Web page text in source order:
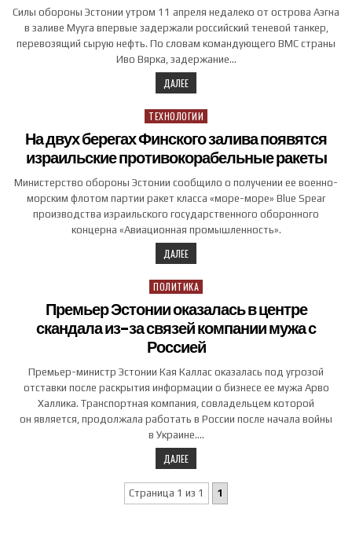
Силы обороны Эстонии утром 11 апреля недалеко от острова Аэгна
в заливе Мууга впервые задержали российский теневой танкер,
перевозящий сырую нефть. По словам командующего ВМС страны
Иво Вярка, задержание…
ДАЛЕЕ
Posted in
ТЕХНОЛОГИИ
На двух берегах Финского залива появятся
израильские противокорабельные ракеты
Министерство обороны Эстонии сообщило о получении ее военно-
морским флотом партии ракет класса «море-море» Blue Spear
производства израильского государственного оборонного
концерна «Авиационная промышленность».
ДАЛЕЕ
Posted in
ПОЛИТИКА
Премьер Эстонии оказалась в центре
скандала из-за связей компании мужа с
Россией
Премьер-министр Эстонии Кая Каллас оказалась под угрозой
отставки после раскрытия информации о бизнесе ее мужа Арво
Халлика. Транспортная компания, совладельцем которой
он является, продолжала работать в России после начала войны
в Украине….
ДАЛЕЕ
Страница 1 из 1 1